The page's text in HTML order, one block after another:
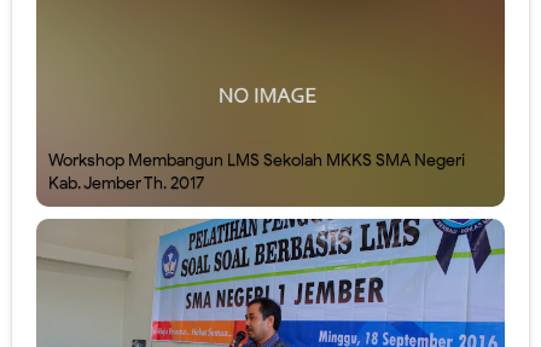
Workshop Membangun LMS Sekolah MKKS SMA Negeri
Kab. Jember Th. 2017